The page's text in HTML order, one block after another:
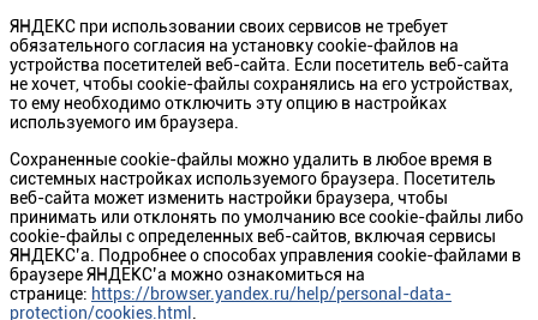
ЯНДЕКС при использовании своих сервисов не требует
обязательного согласия на установку cookie-файлов на
устройства посетителей веб-сайта. Если посетитель веб-сайта
не хочет, чтобы cookie-файлы сохранялись на его устройствах,
то ему необходимо отключить эту опцию в настройках
используемого им браузера.
Сохраненные cookie-файлы можно удалить в любое время в
системных настройках используемого браузера. Посетитель
веб-сайта может изменить настройки браузера, чтобы
принимать или отклонять по умолчанию все cookie-файлы либо
cookie-файлы с определенных веб-сайтов, включая сервисы
ЯНДЕКС’а. Подробнее о способах управления cookie-файлами в
браузере ЯНДЕКС’а можно ознакомиться на
странице: https://browser.yandex.ru/help/personal-data-
protection/cookies.html .